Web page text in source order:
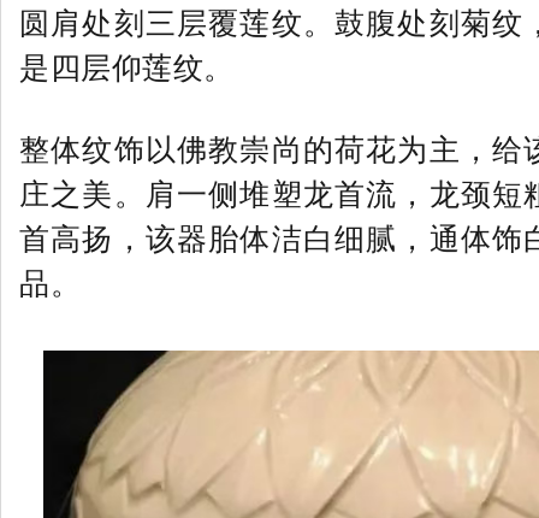
圆肩处刻三层覆莲纹。鼓腹处刻菊纹
是四层仰莲纹。
整体纹饰以佛教崇尚的荷花为主，给
庄之美。肩一侧堆塑龙首流，龙颈短
首高扬，该器胎体洁白细腻，通体饰
品。